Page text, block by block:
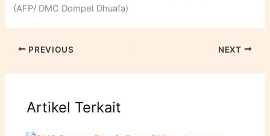
(AFP/ DMC Dompet Dhuafa)
PREVIOUS NEXT
Artikel Terkait